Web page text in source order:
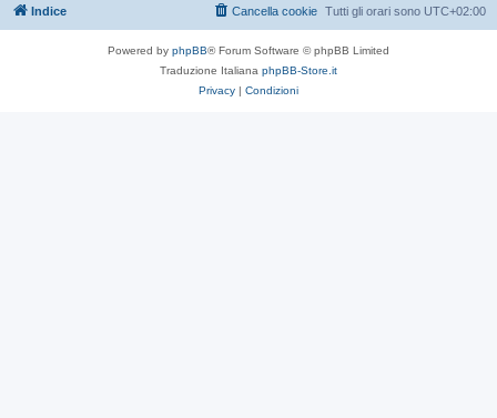
Indice Tutti gli orari sono UTC+02:00
Cancella cookie
Powered by phpBB® Forum Software © phpBB Limited
Traduzione Italiana phpBB-Store.it
Privacy | Condizioni